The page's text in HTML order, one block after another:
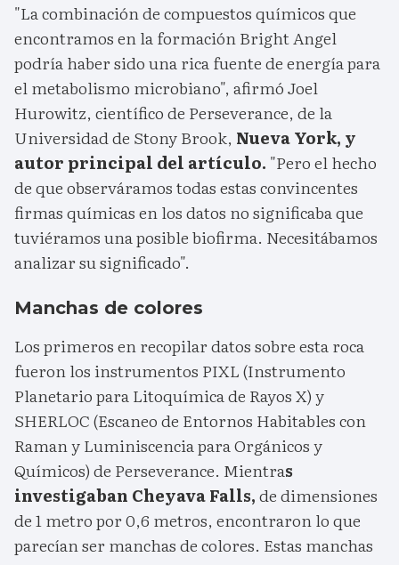
"La combinación de compuestos químicos que
encontramos en la formación Bright Angel
podría haber sido una rica fuente de energía para
el metabolismo microbiano", afirmó Joel
Hurowitz, científico de Perseverance, de la
Universidad de Stony Brook, Nueva York, y
autor principal del artículo. "Pero el hecho
de que observáramos todas estas convincentes
firmas químicas en los datos no significaba que
tuviéramos una posible biofirma. Necesitábamos
analizar su significado".
Manchas de colores
Los primeros en recopilar datos sobre esta roca
fueron los instrumentos PIXL (Instrumento
Planetario para Litoquímica de Rayos X) y
SHERLOC (Escaneo de Entornos Habitables con
Raman y Luminiscencia para Orgánicos y
Químicos) de Perseverance. Mientras
investigaban Cheyava Falls,de dimensiones
de 1 metro por 0,6 metros, encontraron lo que
parecían ser manchas de colores. Estas manchas